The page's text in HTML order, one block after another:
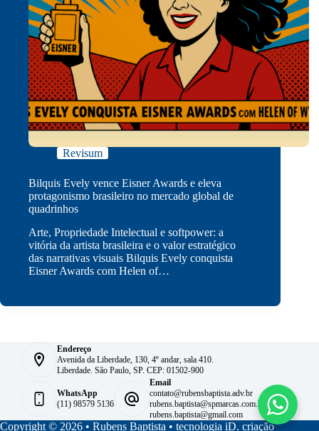
Revisum
Bilquis Evely vence Eisner Awards e eleva
protagonismo brasileiro no mercado global de
quadrinhos
Arte, Propriedade Intelectual e softpower: a
vitória da artista brasileira e o valor estratégico
das narrativas visuais Bilquis Evely conquista
Eisner Awards com Helen of…
Endereço
Avenida da Liberdade, 130, 4º andar, sala 410.
Liberdade. São Paulo, SP. CEP: 01502-900
WhatsApp
(11) 98579 5136
Email
contato@rubensbaptista.adv.br
rubens.baptista@spmarcas.com.br
rubens.baptista@gmail.com
Copyright © 2026 • Rubens Baptista • tecnologia iD. criação